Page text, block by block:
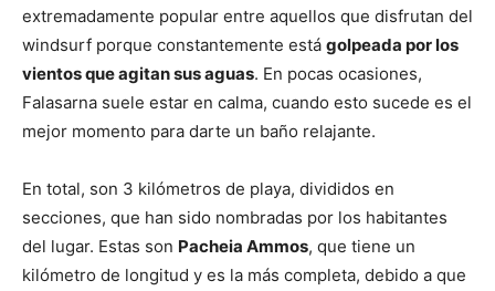
extremadamente popular entre aquellos que disfrutan del
windsurf porque constantemente está golpeada por los
vientos que agitan sus aguas. En pocas ocasiones,
Falasarna suele estar en calma, cuando esto sucede es el
mejor momento para darte un baño relajante.
En total, son 3 kilómetros de playa, divididos en
secciones, que han sido nombradas por los habitantes
del lugar. Estas son Pacheia Ammos, que tiene un
kilómetro de longitud y es la más completa, debido a que